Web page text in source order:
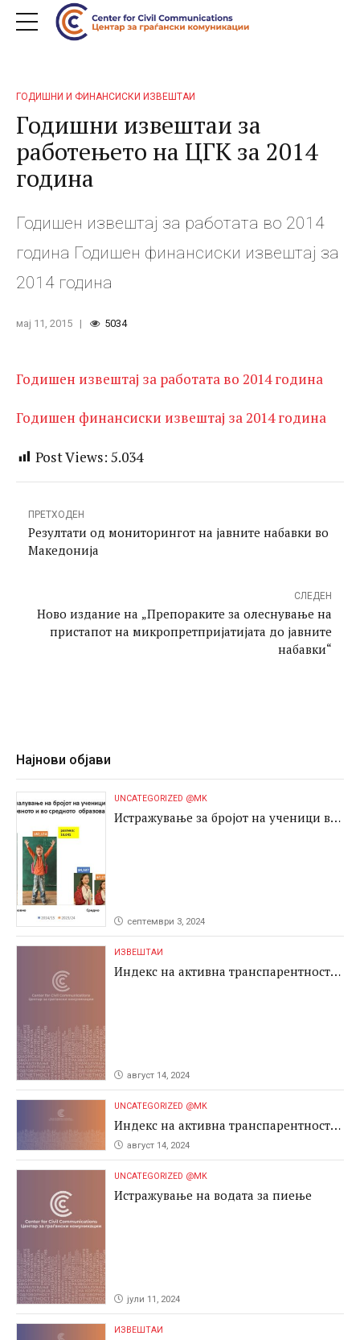
ГОДИШНИ И ФИНАНСИСКИ ИЗВЕШТАИ
Годишни извештаи за
работењето на ЦГК за 2014
година
Годишен извештај за работата во 2014
година Годишен финансиски извештај за
2014 година
мај 11, 2015 5034
Годишен извештај за работата во 2014 година
Годишен финансиски извештај за 2014 година
Post Views: 5.034
ПРЕТХОДЕН
Резултати од мониторингот на јавните набавки во
Македонија
СЛЕДЕН
Ново издание на „Препораките за олеснување на
пристапот на микропретпријатијата до јавните
набавки“
Најнови објави
UNCATEGORIZED @MK
Истражување за бројот на ученици во
септември 3, 2024
ИЗВЕШТАИ
Индекс на активна транспарентност
август 14, 2024
UNCATEGORIZED @MK
Индекс на активна транспарентност
2024август 14, 2024
UNCATEGORIZED @MK
Истражување на водата за пиење
јули 11, 2024
ИЗВЕШТАИ